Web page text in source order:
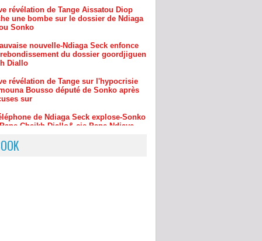
nouvelle-Ndiaga Seck enfonce
du dossier goordjiguen
Diallo
révélation de Tange sur l'hypocrisie
Bousso député de Sonko après
sur
de Ndiaga Seck explose-Sonko
Cheikh Diallo& cie-Pape Ndiaye-
Bou
révélation de Tange sur la mauvaise